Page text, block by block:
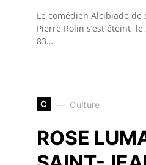
Le comédien Alcibiade de
Pierre Rolin s’est éteint le
83…
C Culture
ROSE